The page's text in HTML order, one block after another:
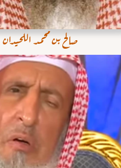
صالح بن محمد اللحيدان